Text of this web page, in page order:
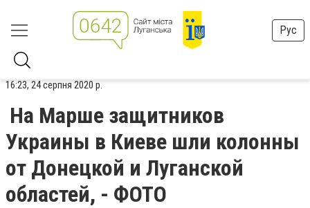
Рус
16:23, 24 серпня 2020 р.
На Марше защитников
Украины в Киеве шли колонны
от Донецкой и Луганской
областей, - ФОТО